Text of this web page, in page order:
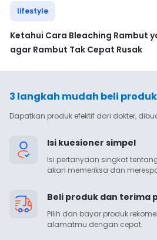
lifestyle
Ketahui Cara Bleaching Rambut
agar Rambut Tak Cepat Rusak
3 langkah mudah beli
Dapatkan produk efektif dari dokter,
Isi kuesioner simpel
Isi pertanyaan singkat
akan memeriksa dan
Beli produk dan terima
Pilih dan bayar produk
alamatmu dengan cepat.